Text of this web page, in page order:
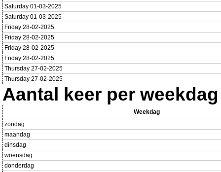
Saturday 01-03-2025
Saturday 01-03-2025
Friday 28-02-2025
Friday 28-02-2025
Friday 28-02-2025
Friday 28-02-2025
Thursday 27-02-2025
Thursday 27-02-2025
Aantal keer per weekdag
Weekdag
zondag
maandag
dinsdag
woensdag
donderdag